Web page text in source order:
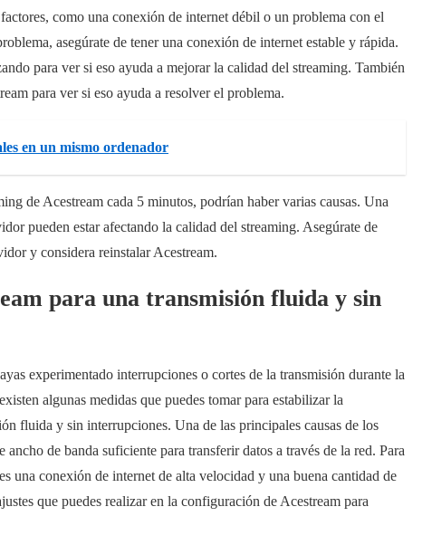
como una conexión de internet débil o un problema con el
asegúrate de tener una conexión de internet estable y rápida.
para ver si eso ayuda a mejorar la calidad del streaming. También
para ver si eso ayuda a resolver el problema.
en un mismo ordenador
de Acestream cada 5 minutos, podrían haber varias causas. Una
pueden estar afectando la calidad del streaming. Asegúrate de
y considera reinstalar Acestream.
para una transmisión fluida y sin
experimentado interrupciones o cortes de la transmisión durante la
algunas medidas que puedes tomar para estabilizar la
fluida y sin interrupciones. Una de las principales causas de los
de banda suficiente para transferir datos a través de la red. Para
una conexión de internet de alta velocidad y una buena cantidad de
que puedes realizar en la configuración de Acestream para